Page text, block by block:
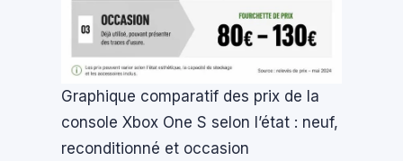
Graphique comparatif des prix de la
console Xbox One S selon l’état : neuf,
reconditionné et occasion